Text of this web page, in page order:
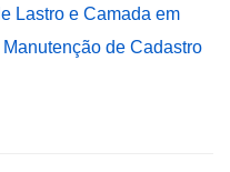
Lastro e Camada em
de Cadastro